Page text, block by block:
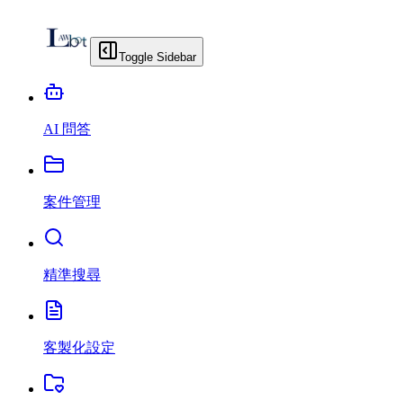
Toggle Sidebar
AI 問答
案件管理
精準搜尋
客製化設定